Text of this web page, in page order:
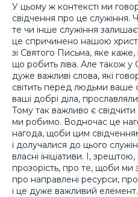
У цьому ж контексті ми
свідчення про це служіння.
те чи інше служіння
це спричинено нашою
зі Святого Письма, яке
що робить ліва. Але також у
дуже важливі слова, які
світить перед людьми ваше
ваші добрі діла,
Тому так важливо є свідчити
ми робимо. Водночас це
нагода, щоби цим
і долучалися до цього
власні ініціативи. І,
прозорість, про те, щоби ми
про направлені ресурси,
і це дуже важливий елемент.